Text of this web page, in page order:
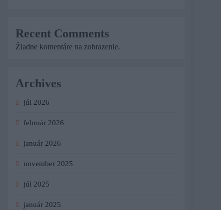
Recent Comments
Žiadne komentáre na zobrazenie.
Archives
júl 2026
február 2026
január 2026
november 2025
júl 2025
január 2025